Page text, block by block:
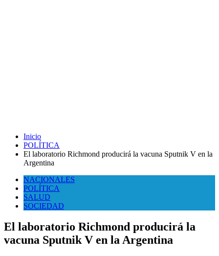
Inicio
POLÍTICA
El laboratorio Richmond producirá la vacuna Sputnik V en la
Argentina
NACIONALES
POLÍTICA
SALUD
SOCIEDAD
El laboratorio Richmond producirá la
vacuna Sputnik V en la Argentina